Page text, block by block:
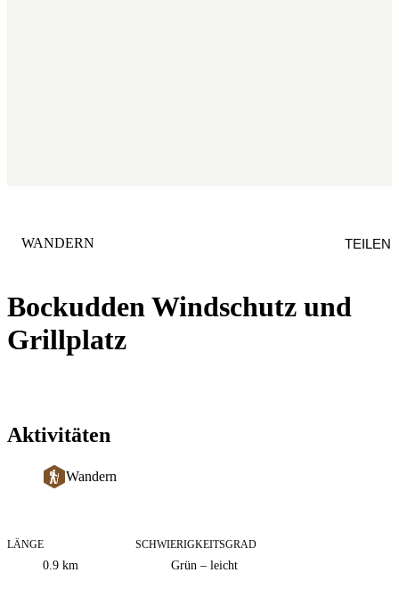
Bockudden Windschutz und
Grillplatz
KATEGORIE
WANDERN TEILEN
Aktivitäten
Wandern
Informationen
zum
LÄNGE
0.9 km
SCHWIERIGKEITSGRAD
Grün – leicht